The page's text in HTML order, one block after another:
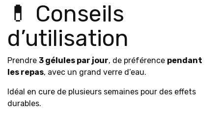
💊 Conseils
d’utilisation
Prendre 3 gélules par jour, de préférence pendant
les repas, avec un grand verre d’eau.
Idéal en cure de plusieurs semaines pour des effets
durables.